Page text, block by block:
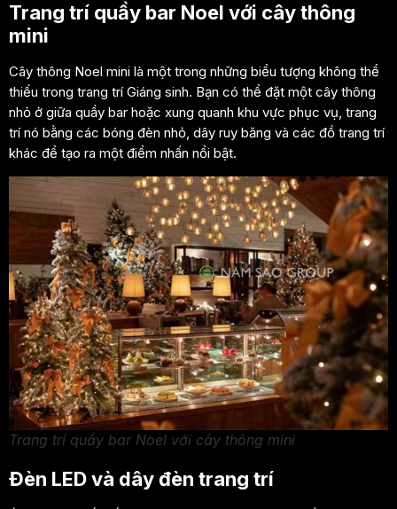
Trang trí quầy bar Noel với cây thông
mini
Cây thông Noel mini là một trong những biểu tượng không thể
thiếu trong trang trí Giáng sinh. Bạn có thể đặt một cây thông
nhỏ ở giữa quầy bar hoặc xung quanh khu vực phục vụ, trang
trí nó bằng các bóng đèn nhỏ, dây ruy băng và các đồ trang trí
khác để tạo ra một điểm nhấn nổi bật.
Trang trí quầy bar Noel với cây thông mini
Đèn LED và dây đèn trang trí